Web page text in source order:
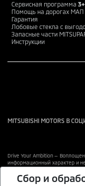
Сервисная программа 3+
Помощь на дорогах МАП
Гарантия
Лобовые стекла с
Запасные части
Инструкции
Drive Your Ambition —
информационный характер и
обращайтесь в официальные
mail:mitsubishi@mmcrus.com
MITSUBISHI MOTORS В
Сбор и